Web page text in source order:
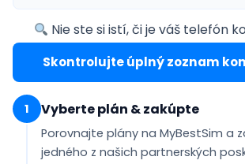
Nie ste si istí, či je váš telefón
Skontrolujte úplný zoznam
1 Vyberte plán & zakúpte
Porovnajte plány na MyBestSim a
jedného z našich partnerských